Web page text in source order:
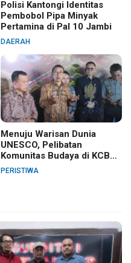
Polisi Kantongi Identitas
Pembobol Pipa Minyak
Pertamina di Pal 10 Jambi
DAERAH
Menuju Warisan Dunia
UNESCO, Pelibatan
Komunitas Budaya di KCBN
Muara Jambi Dinilai Belum
PERISTIWA